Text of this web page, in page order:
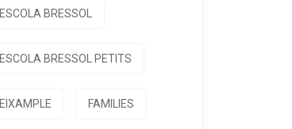
ESCOLA BRESSOL
ESCOLA BRESSOL PETITS
EIXAMPLE FAMILIES